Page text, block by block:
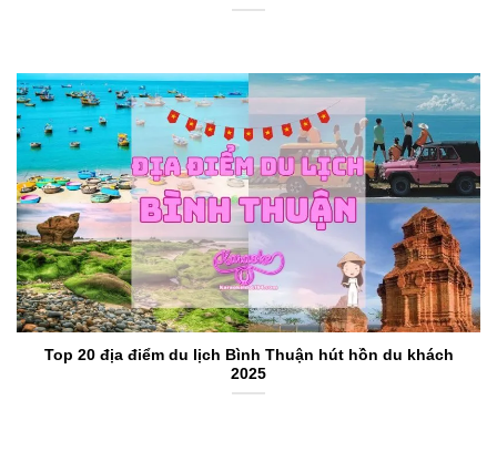
Top 20 địa điểm du lịch Bình Thuận hút hồn du khách
2025